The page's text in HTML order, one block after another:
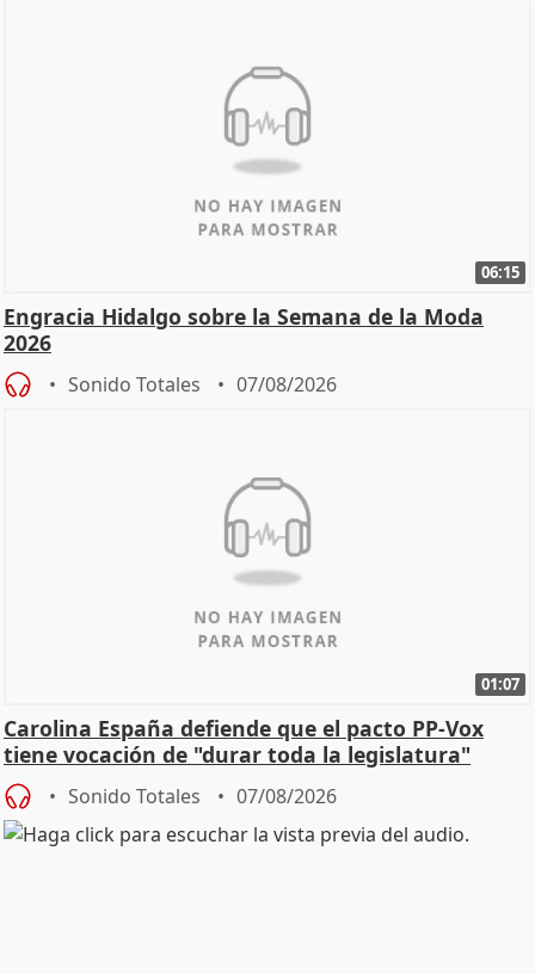
06:15
Engracia Hidalgo sobre la Semana de la Moda
2026
Sonido Totales 07/08/2026
01:07
Carolina España defiende que el pacto PP-Vox
tiene vocación de "durar toda la legislatura"
Sonido Totales 07/08/2026